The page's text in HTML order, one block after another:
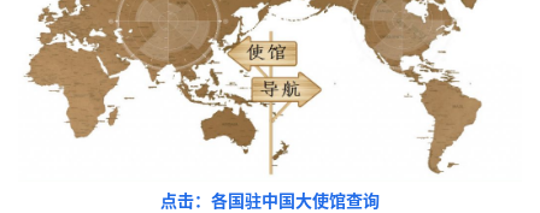
点击：各国驻中国大使馆查询